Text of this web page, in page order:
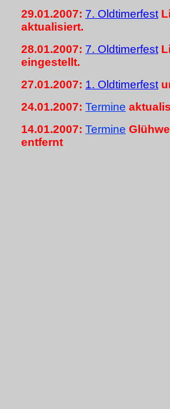
29.01.2007: 7. Oldtimerfest
aktualisiert.
28.01.2007: 7. Oldtimerfest
eingestellt.
27.01.2007: 1. Oldtimerfest
24.01.2007: Termine
14.01.2007: Termine
entfernt